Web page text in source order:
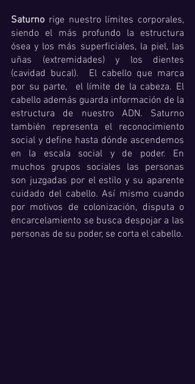
Saturno rige nuestro límites corporales,
siendo el más profundo la estructura
ósea y los más superficiales, la piel, las
uñas (extremidades) y los dientes
(cavidad bucal).  El cabello que marca
por su parte,  el límite de la cabeza. El
cabello además guarda información de la
estructura de nuestro ADN. Saturno
también representa el reconocimiento
social y define hasta dónde ascendemos
en la escala social y de poder. En
muchos grupos sociales las personas
son juzgadas por el estilo y su aparente
cuidado del cabello. Así mismo cuando
por motivos de colonización, disputa o
encarcelamiento se busca despojar a las